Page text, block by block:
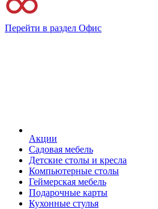
Перейти в раздел Офис
Акции
Садовая мебель
Детские столы и кресла
Компьютерные столы
Геймерская мебель
Подарочные карты
Кухонные стулья